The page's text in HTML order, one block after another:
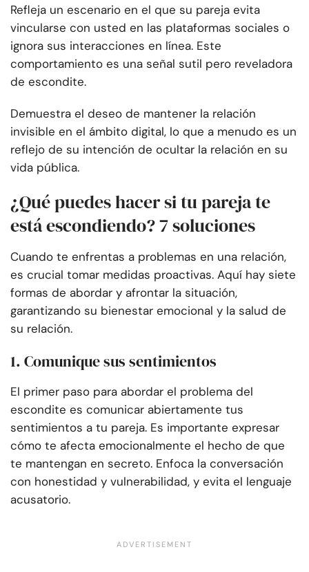
Refleja un escenario en el que su pareja evita
vincularse con usted en las plataformas sociales o
ignora sus interacciones en línea. Este
comportamiento es una señal sutil pero reveladora
de escondite.
Demuestra el deseo de mantener la relación
invisible en el ámbito digital, lo que a menudo es un
reflejo de su intención de ocultar la relación en su
vida pública.
¿Qué puedes hacer si tu pareja te
está escondiendo? 7 soluciones
Cuando te enfrentas a problemas en una relación,
es crucial tomar medidas proactivas. Aquí hay siete
formas de abordar y afrontar la situación,
garantizando su bienestar emocional y la salud de
su relación.
1. Comunique sus sentimientos
El primer paso para abordar el problema del
escondite es comunicar abiertamente tus
sentimientos a tu pareja. Es importante expresar
cómo te afecta emocionalmente el hecho de que
te mantengan en secreto. Enfoca la conversación
con honestidad y vulnerabilidad, y evita el lenguaje
acusatorio.